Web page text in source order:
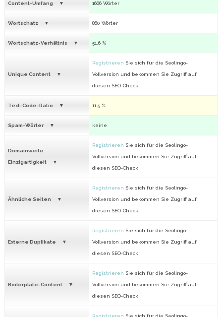
Content-Umfang 1666 Wörter
Wortschatz 860 Wörter
Wortschatz-Verhältnis 51.6 %
Unique Content
Registrieren Sie sich für die Seolingo-
Vollversion und bekommen Sie Zugriff auf
diesen SEO-Check.
Text-Code-Ratio 11.5 %
Spam-Wörter keine
Domainweite
Einzigartigkeit
Registrieren Sie sich für die Seolingo-
Vollversion und bekommen Sie Zugriff auf
diesen SEO-Check.
Ähnliche Seiten
Registrieren Sie sich für die Seolingo-
Vollversion und bekommen Sie Zugriff auf
diesen SEO-Check.
Externe Duplikate
Registrieren Sie sich für die Seolingo-
Vollversion und bekommen Sie Zugriff auf
diesen SEO-Check.
Boilerplate-Content
Registrieren Sie sich für die Seolingo-
Vollversion und bekommen Sie Zugriff auf
diesen SEO-Check.
Registrieren Sie sich für die Seolingo-